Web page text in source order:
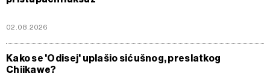
02.08.2026
Kako se 'Odisej' uplašio sićušnog, preslatkog
Chiikawe?